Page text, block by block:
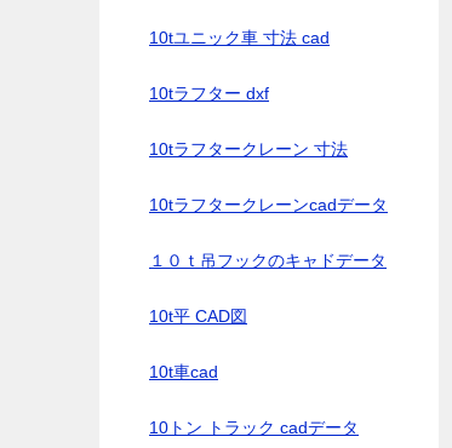
10tユニック車 寸法 cad
10tラフター dxf
10tラフタークレーン 寸法
10tラフタークレーンcadデータ
１０ｔ吊フックのキャドデータ
10t平 CAD図
10t車cad
10トン トラック cadデータ